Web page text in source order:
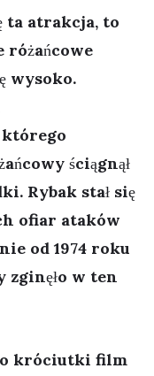
ta atrakcja, to
różańcowe
wysoko.
którego
ściągnął
Rybak stał się
ofiar ataków
od 1974 roku
w ten
króciutki film